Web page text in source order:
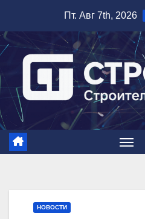
содержимому
Пт. Авг 7th, 2026
НОВОСТИ